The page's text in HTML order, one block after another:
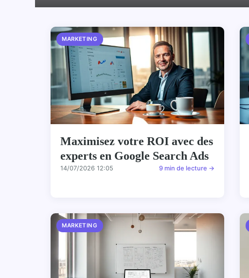
MARKETING
Maximisez votre ROI avec des
experts en Google Search Ads
14/07/2026 12:05 9 min de lecture →
MARKETING